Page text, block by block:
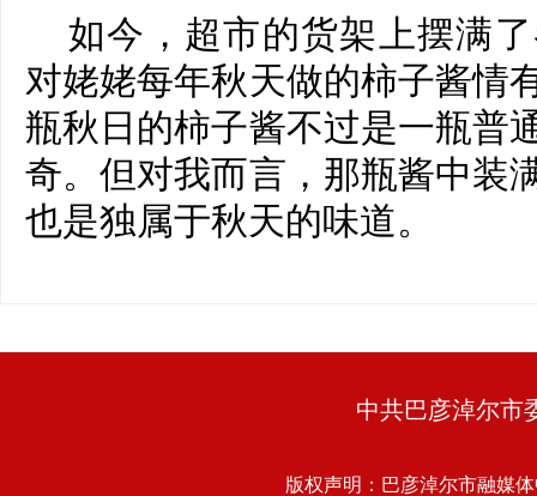
如今，超市的货架上摆满
对姥姥每年秋天做的柿子酱情
瓶秋日的柿子酱不过是一瓶普
奇。但对我而言，那瓶酱中装
也是独属于秋天的味道。
中共巴彦淖尔市
版权声明：巴彦淖尔市融媒